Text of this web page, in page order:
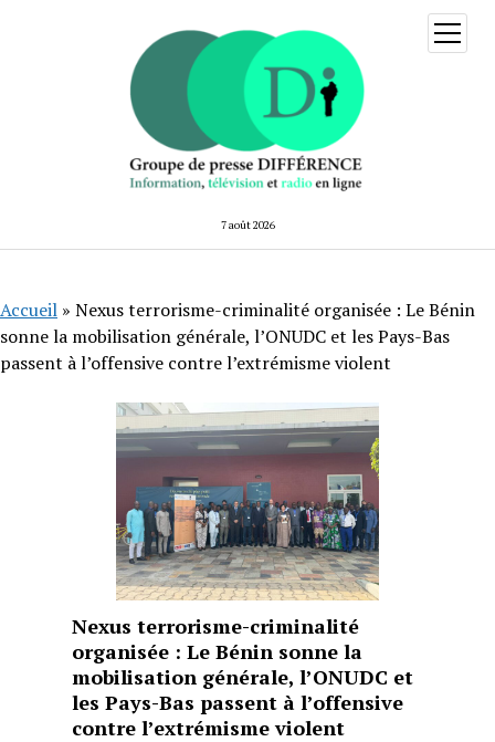
7 août 2026
ouvrir
menu
Accueil » Nexus terrorisme-criminalité organisée : Le Bénin
sonne la mobilisation générale, l’ONUDC et les Pays-Bas
passent à l’offensive contre l’extrémisme violent
Nexus terrorisme-criminalité
organisée : Le Bénin sonne la
mobilisation générale, l’ONUDC et
les Pays-Bas passent à l’offensive
contre l’extrémisme violent